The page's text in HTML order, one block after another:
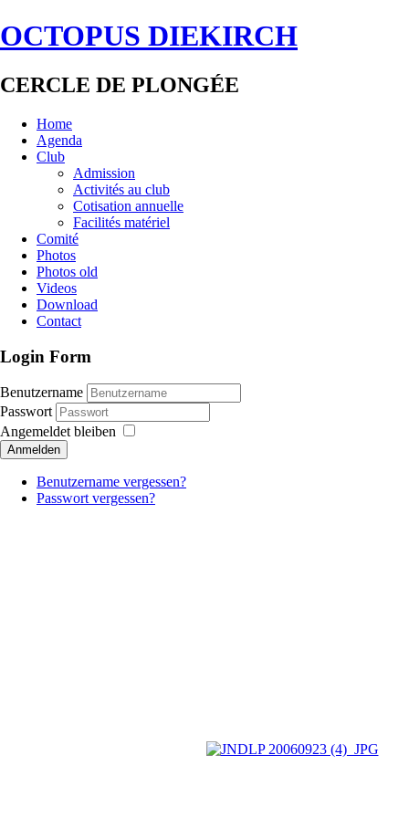
OCTOPUS DIEKIRCH
CERCLE DE PLONGÉE
Home
Agenda
Club
Admission
Activités au club
Cotisation annuelle
Facilités matériel
Comité
Photos
Photos old
Videos
Download
Contact
Login Form
Benutzername
Passwort
Angemeldet bleiben
Anmelden
Benutzername vergessen?
Passwort vergessen?